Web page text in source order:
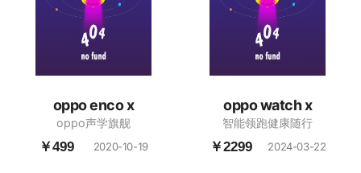
oppo enco x
oppo声学旗舰
￥499 2020-10-19
oppo watch x
智能领跑健康随行
￥2299 2024-03-22